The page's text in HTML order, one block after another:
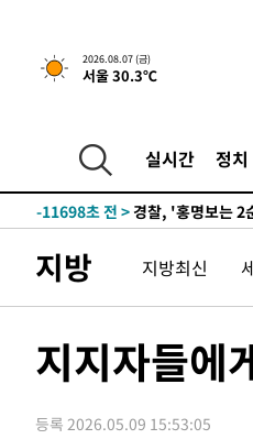
2026.08.07 (금)
서울 30.3℃
실시간 정치
6시간 전 >내일까지 39도 '펄펄'…
-14220초 전 >
[속보] 뉴욕증시
-13013초 전 >
-11698초 전 >경찰, '홍명보는 2
49분 전 >
日방위성, 北이 동해로
1시간 전 >[속보] SKT, 에이닷
1시간 전 > '낮 최고 39도' 불볕
1시간 전 >"韓 외환시장 개입 관
지방 지방최신
지지자들에
등록 2026.05.09 15:53:05